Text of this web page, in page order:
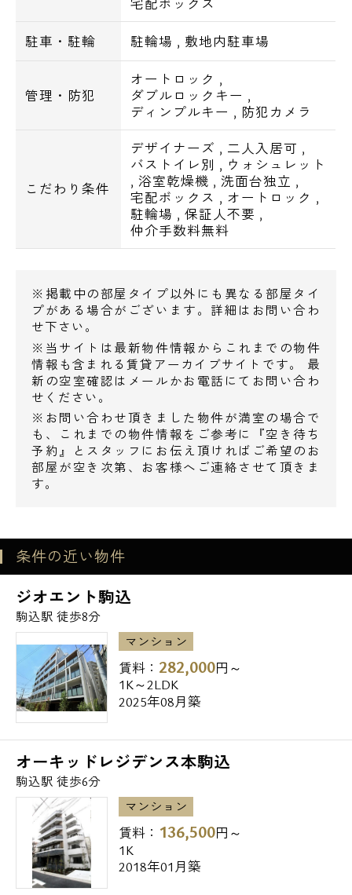
駐車・駐輪 駐輪場 , 敷地内駐車場
管理・防犯
オートロック ,
ダブルロックキー ,
ディンプルキー , 防犯カメラ
こだわり条件
デザイナーズ , 二人入居可 ,
バストイレ別 , ウォシュレット
, 浴室乾燥機 , 洗面台独立 ,
宅配ボックス , オートロック ,
駐輪場 ,保証人不要 ,
仲介手数料無料
※掲載中の部屋タイプ以外にも異なる部屋タイ
プがある場合がございます。詳細はお問い合わ
せ下さい。
※当サイトは最新物件情報からこれまでの物件
情報も含まれる賃貸アーカイブサイトです。 最
新の空室確認はメールかお電話にてお問い合わ
せください。
※お問い合わせ頂きました物件が満室の場合で
も、これまでの物件情報をご参考に『空き待ち
予約』とスタッフにお伝え頂ければご希望のお
部屋が空き次第、お客様へご連絡させて頂きま
す。
条件の近い物件
ジオエント駒込
駒込駅 徒歩8分
マンション
賃料： 282,000円～
1K～2LDK
2025年08月築
オーキッドレジデンス本駒込
駒込駅 徒歩6分
マンション
賃料： 136,500円～
1K
2018年01月築
営業時間 10：00～18：00
メールでお問い合わせ
お問い合わせ